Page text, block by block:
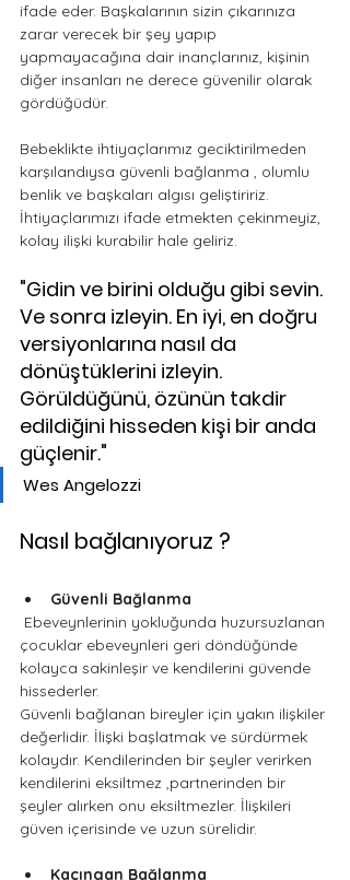
ifade eder. Başkalarının sizin çıkarınıza
zarar verecek bir şey yapıp
yapmayacağına dair inançlarınız, kişinin
diğer insanları ne derece güvenilir olarak
gördüğüdür.
Bebeklikte ihtiyaçlarımız geciktirilmeden
karşılandıysa güvenli bağlanma , olumlu
benlik ve başkaları algısı geliştiririz.
İhtiyaçlarımızı ifade etmekten çekinmeyiz,
kolay ilişki kurabilir hale geliriz.
"Gidin ve birini olduğu gibi sevin.
Ve sonra izleyin. En iyi, en doğru
versiyonlarına nasıl da
dönüştüklerini izleyin.
Görüldüğünü, özünün takdir
edildiğini hisseden kişi bir anda
güçlenir."
Wes Angelozzi
Nasıl bağlanıyoruz ?
Güvenli Bağlanma
çocuklar ebeveynleri geri döndüğünde
kolayca sakinleşir ve kendilerini güvende
hissederler.
Güvenli bağlanan bireyler için yakın ilişkiler
değerlidir. İlişki başlatmak ve sürdürmek
kolaydır. Kendilerinden bir şeyler verirken
kendilerini eksiltmez ,partnerinden bir
şeyler alırken onu eksiltmezler. İlişkileri
güven içerisinde ve uzun sürelidir.
Kaçıngan Bağlanma